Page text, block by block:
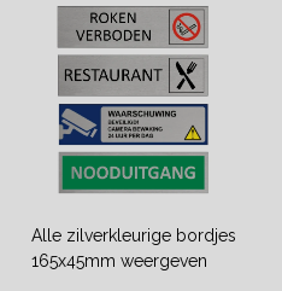
Alle zilverkleurige bordjes
165x45mm weergeven